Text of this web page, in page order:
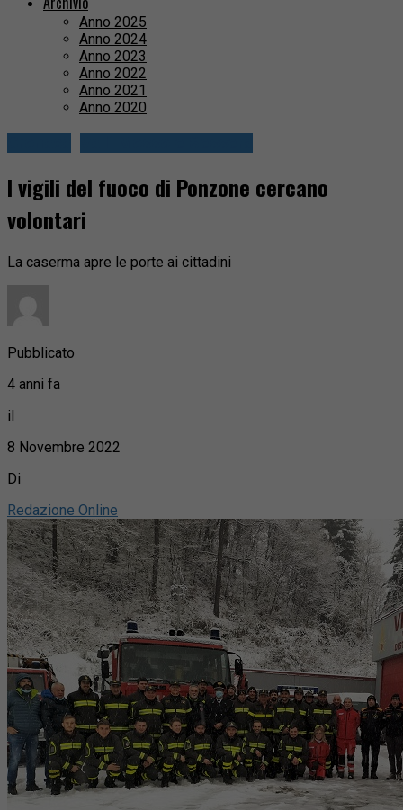
Anno 2025
Anno 2024
Anno 2023
Anno 2022
Anno 2021
Anno 2020
I vigili del fuoco di Ponzone cercano
volontari
La caserma apre le porte ai cittadini
Pubblicato
4 anni fa
il
8 Novembre 2022
Di
Redazione Online